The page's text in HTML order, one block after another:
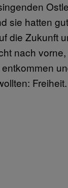
sie hatten
die Zukunft
nach
Freiheit.